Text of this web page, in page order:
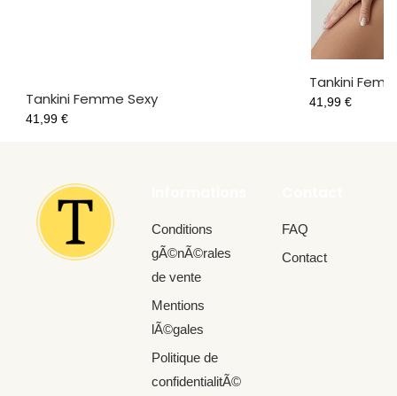
Tankini Femme Sexy
41,99 €
Tankini
41,99 €
Conditions
gÃ©nÃ©rales
de vente
Mentions
lÃ©gales
Politique de
confidentialitÃ©
FAQ
Contact